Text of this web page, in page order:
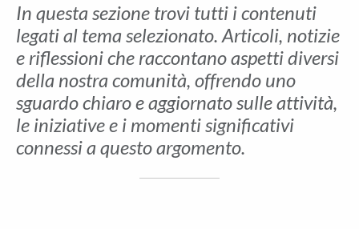
In questa sezione trovi tutti i contenuti
legati al tema selezionato. Articoli, notizie
e riflessioni che raccontano aspetti diversi
della nostra comunità, offrendo uno
sguardo chiaro e aggiornato sulle attività,
le iniziative e i momenti significativi
connessi a questo argomento.